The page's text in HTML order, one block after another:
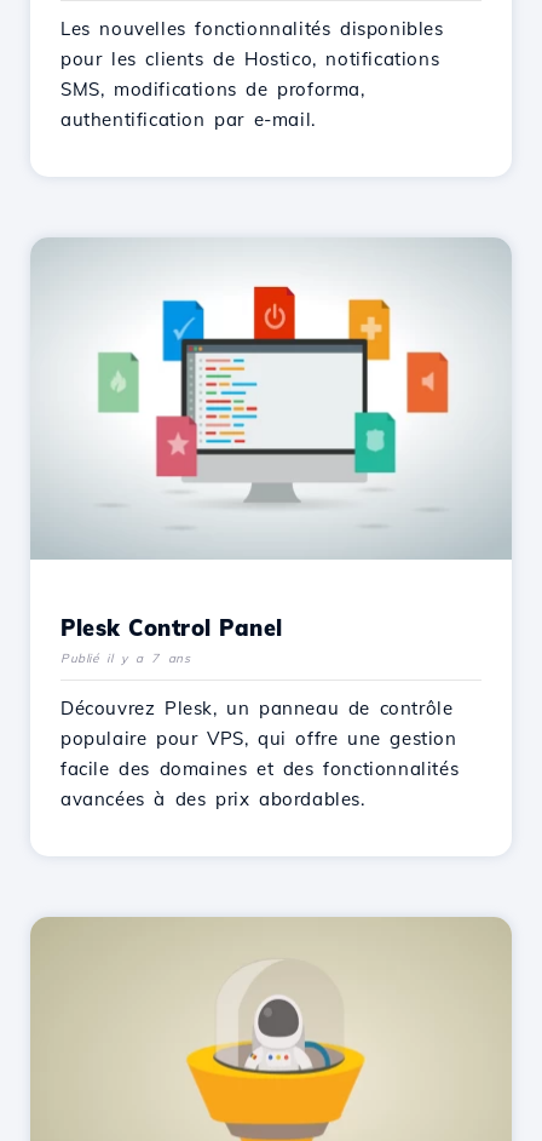
Les nouvelles fonctionnalités disponibles
pour les clients de Hostico, notifications
SMS, modifications de proforma,
authentification par e-mail.
Plesk Control Panel
Publié il y a 7 ans
Découvrez Plesk, un panneau de contrôle
populaire pour VPS, qui offre une gestion
facile des domaines et des fonctionnalités
avancées à des prix abordables.